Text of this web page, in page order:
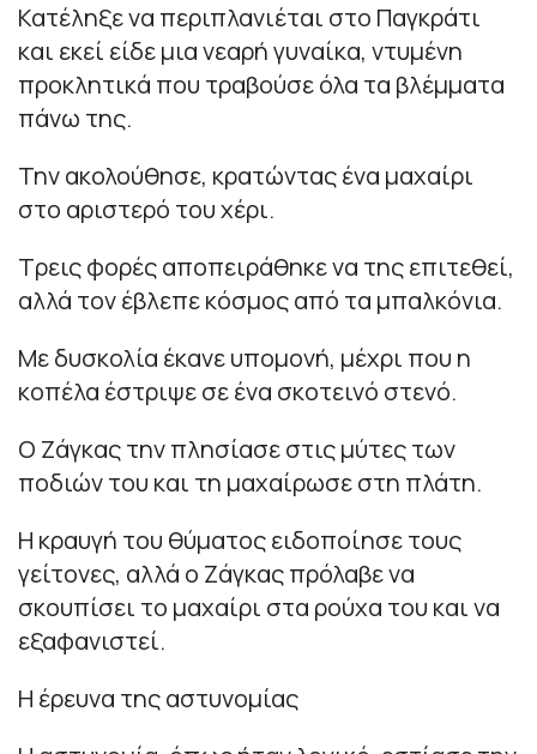
Κατέληξε να περιπλανιέται στο Παγκράτι
και εκεί είδε μια νεαρή γυναίκα, ντυμένη
προκλητικά που τραβούσε όλα τα βλέμματα
πάνω της.
Την ακολούθησε, κρατώντας ένα μαχαίρι
στο αριστερό του χέρι.
Τρεις φορές αποπειράθηκε να της επιτεθεί,
αλλά τον έβλεπε κόσμος από τα μπαλκόνια.
Με δυσκολία έκανε υπομονή, μέχρι που η
κοπέλα έστριψε σε ένα σκοτεινό στενό.
Ο Ζάγκας την πλησίασε στις μύτες των
ποδιών του και τη μαχαίρωσε στη πλάτη.
Η κραυγή του θύματος ειδοποίησε τους
γείτονες, αλλά ο Ζάγκας πρόλαβε να
σκουπίσει το μαχαίρι στα ρούχα του και να
εξαφανιστεί.
Η έρευνα της αστυνομίας